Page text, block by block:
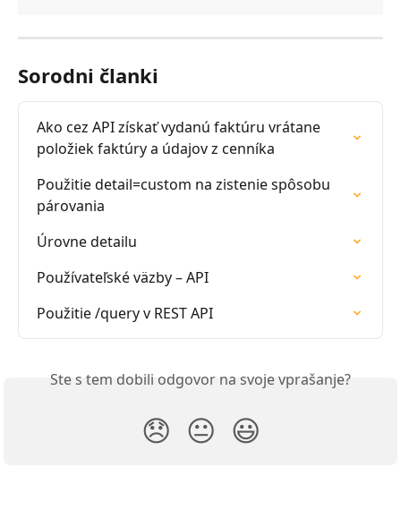
Sorodni članki
Ako cez API získať vydanú faktúru vrátane
položiek faktúry a údajov z cenníka
Použitie detail=custom na zistenie spôsobu
párovania
Úrovne detailu
Používateľské väzby – API
Použitie /query v REST API
Ste s tem dobili odgovor na svoje vprašanje?
😞 😐 😃